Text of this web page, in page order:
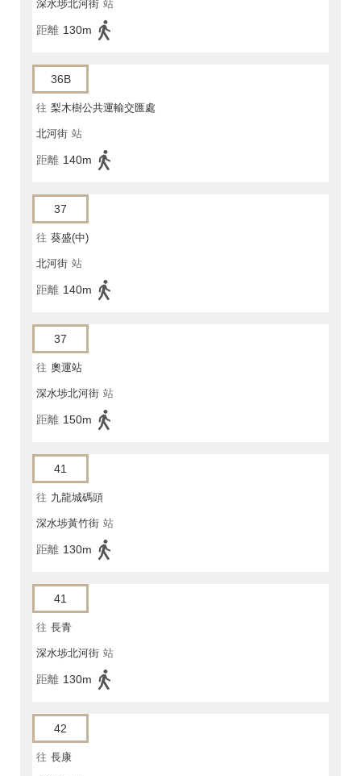
深水埗北河街 站
距離 130m
36B
往 梨木樹公共運輸交匯處
北河街 站
距離 140m
37
往 葵盛(中)
北河街 站
距離 140m
37
往 奧運站
深水埗北河街 站
距離 150m
41
往 九龍城碼頭
深水埗黃竹街 站
距離 130m
41
往 長青
深水埗北河街 站
距離 130m
42
往 長康